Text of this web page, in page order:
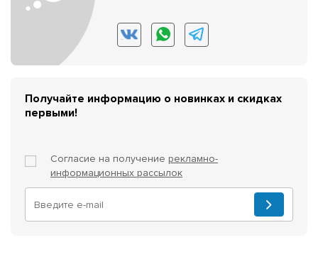
Получайте информацию о новинках и скидках
первыми!
Согласие на получение рекламно-
информационных рассылок